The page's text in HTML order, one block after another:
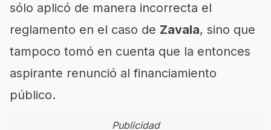
sólo aplicó de manera incorrecta el
reglamento en el caso de Zavala, sino que
tampoco tomó en cuenta que la entonces
aspirante renunció al financiamiento
público.
Publicidad